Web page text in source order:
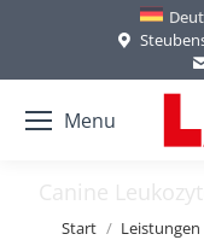
Menu
Canine
Sie befinden sich hier:
Start Leistungen